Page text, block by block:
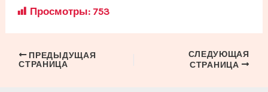
Просмотры: 753
Навигация
ПРЕДЫДУЩАЯ
СТРАНИЦА
СЛЕДУЮЩАЯ
СТРАНИЦА